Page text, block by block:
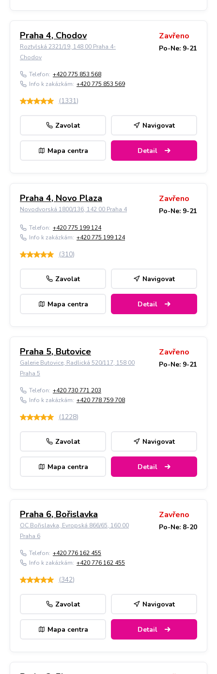
Praha 4, Chodov
Roztylská 2321/19, 148 00 Praha 4-
Chodov
Zavřeno
Po-Ne: 9-21
Telefon: +420 775 853 568
Info k zakázkám: +420 775 853 569
(1331)
Zavolat Navigovat
Mapa centra Detail
Praha 4, Novo Plaza
Novodvorská 1800/136, 142 00 Praha 4
Zavřeno
Po-Ne: 9-21
Telefon: +420 775 199 124
Info k zakázkám: +420 775 199 124
(310)
Zavolat Navigovat
Mapa centra Detail
Praha 5, Butovice
Galerie Butovice, Radlická 520/117, 158 00
Praha 5
Zavřeno
Po-Ne: 9-21
Telefon: +420 730 771 203
Info k zakázkám: +420 778 759 708
(1228)
Zavolat Navigovat
Mapa centra Detail
Praha 6, Bořislavka
OC Bořislavka, Evropská 866/65, 160 00
Praha 6
Zavřeno
Po-Ne: 8-20
Telefon: +420 776 162 455
Info k zakázkám: +420 776 162 455
(342)
Zavolat Navigovat
Mapa centra Detail